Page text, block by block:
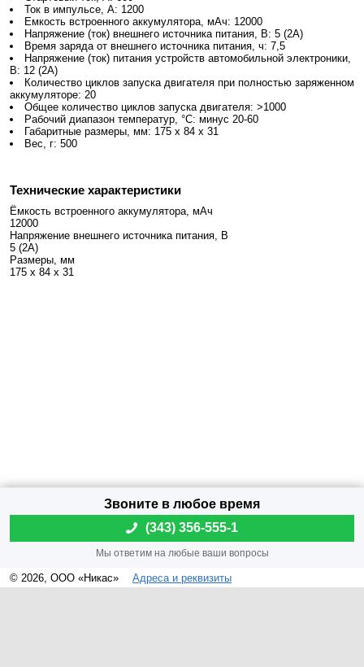
Ток в импульсе, А: 1200
Емкость встроенного аккумулятора, мАч: 12000
Напряжение (ток) внешнего источника питания, В: 5 (2А)
Время заряда от внешнего источника питания, ч: 7,5
Напряжение (ток) питания устройств автомобильной электроники,
В: 12 (2А)
Количество циклов запуска двигателя при полностью заряженном
аккумуляторе: 20
Общее количество циклов запуска двигателя: >1000
Рабочий диапазон температур, °C: минус 20‑60
Габаритные размеры, мм: 175 х 84 х 31
Вес, г: 500
Технические характеристики
Ёмкость встроенного аккумулятора, мАч
12000
Напряжение внешнего источника питания, В
5 (2А)
Размеры, мм
175 х 84 х 31
© 2026, ООО «Никас» Адреса и реквизиты
(343) 356-555-1